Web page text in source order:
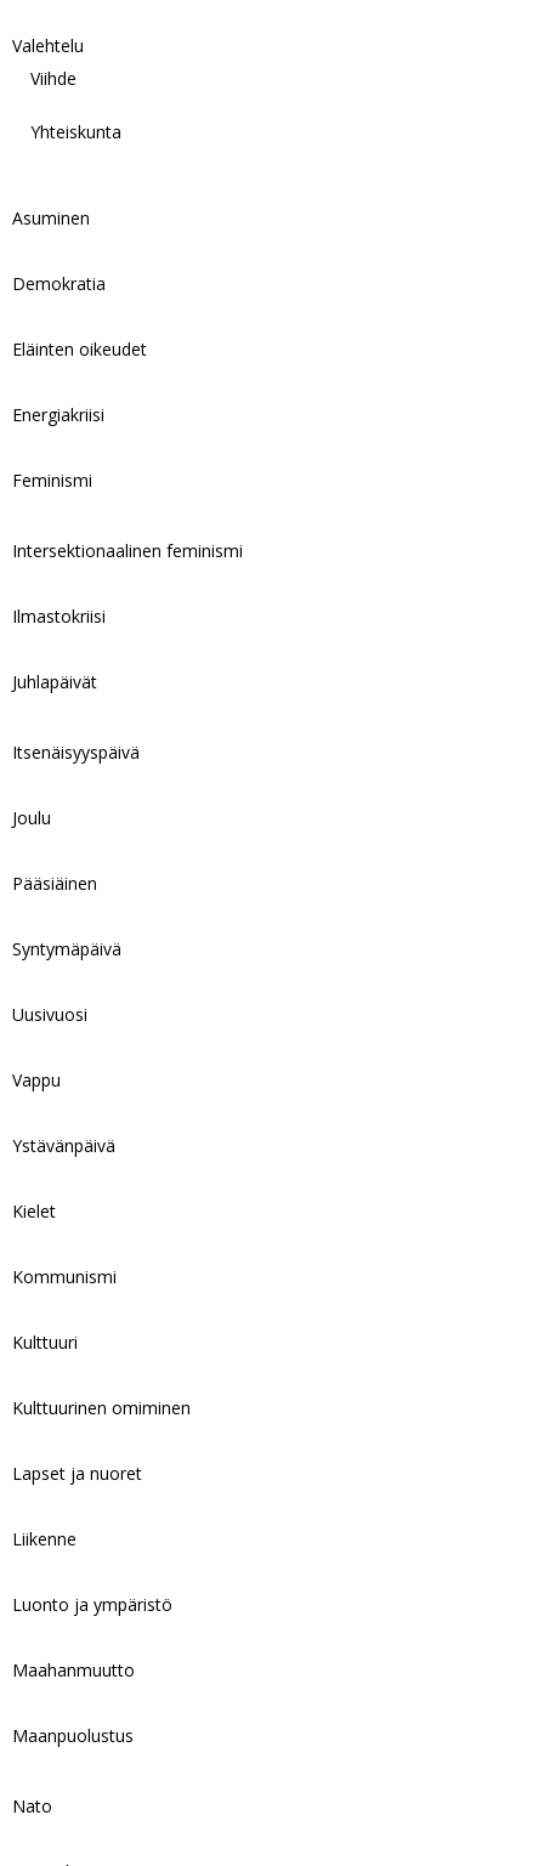
Valehtelu
Viihde
Yhteiskunta
Asuminen
Demokratia
Eläinten oikeudet
Energiakriisi
Feminismi
Intersektionaalinen feminismi
Ilmastokriisi
Juhlapäivät
Itsenäisyyspäivä
Joulu
Pääsiäinen
Syntymäpäivä
Uusivuosi
Vappu
Ystävänpäivä
Kielet
Kommunismi
Kulttuuri
Kulttuurinen omiminen
Lapset ja nuoret
Liikenne
Luonto ja ympäristö
Maahanmuutto
Maanpuolustus
Nato